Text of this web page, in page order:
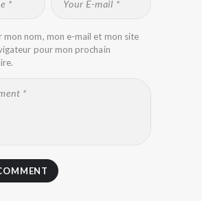
mon nom, mon e-mail et mon site
pour mon prochain